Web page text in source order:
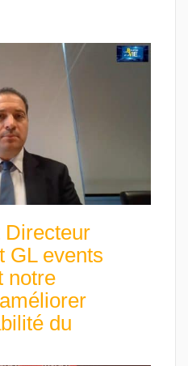
Directeur
GL events
notre
du